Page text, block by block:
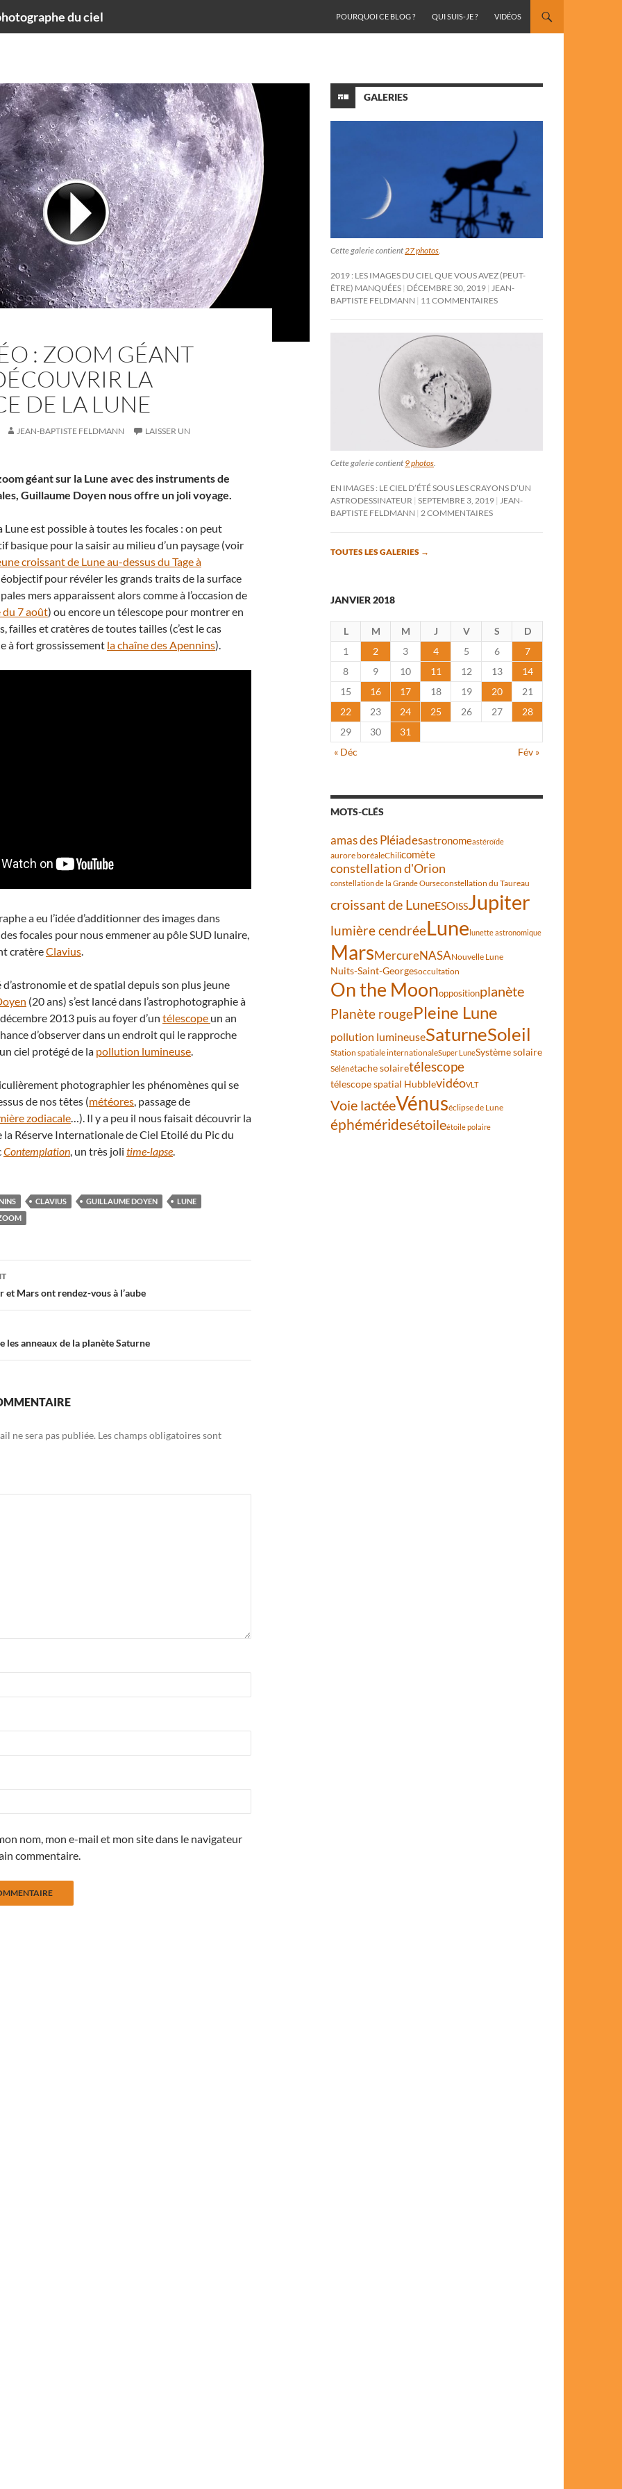
du ciel
POURQUOI CE BLOG ?
QUI SUIS-JE ? VIDÉOS
: ZOOM GÉANT
LA
DE LA LUNE
JEAN-BAPTISTE FELDMANN
LAISSER UN
géant sur la Lune avec des instruments de
Guillaume Doyen nous offre un joli voyage.
est possible à toutes les focales : on peut
basique pour la saisir au milieu d’un paysage (voir
croissant de Lune au-dessus du Tage à
pour révéler les grands traits de la surface
mers apparaissent alors comme à l’occasion de
du 7 août) ou encore un télescope pour montrer en
failles et cratères de toutes tailles (c’est le cas
à fort grossissement la chaîne des Apennins).
a eu l’idée d’additionner des images dans
focales pour nous emmener au pôle SUD lunaire,
cratèreClavius.
d’astronomie et de spatial depuis son plus jeune
(20 ans) s’est lancé dans l’astrophotographie à
2013 puis au foyer d’un télescope un an
d’observer dans un endroit qui le rapproche
ciel protégé de la pollution lumineuse.
photographier les phénomènes qui se
de nos têtes (météores, passage de
zodiacale…). Il y a peu il nous faisait découvrir la
la Réserve Internationale de Ciel Etoilé du Pic du
Contemplation, un très joli time-lapse.
CLAVIUS GUILLAUME DOYEN
LUNE
et Mars ont rendez-vous à l’aube
les anneaux de la planète Saturne
ne sera pas publiée. Les champs obligatoires sont
nom, mon e-mail et mon site dans le navigateur
commentaire.
GALERIES
Cette galerie contient27 photos.
2019 : LES IMAGES DU CIEL QUE VOUS AVEZ (PEUT-
ÊTRE) MANQUÉES DÉCEMBRE 30, 2019 JEAN-
BAPTISTE FELDMANN
11 COMMENTAIRES
Cette galerie contient 9 photos
EN IMAGES : LE CIEL D’ÉTÉ SOUS LES CRAYONS D’UN
ASTRODESSINATEUR SEPTEMBRE 3, 2019
JEAN-
BAPTISTE FELDMANN
2 COMMENTAIRES
TOUTES LES GALERIES →
JANVIER 2018
L M M J V S
D
1
2 3 4 5 6
7
8
9 10 11 12 13
14
15
16 17 18 19 20
21
22
23 24 25 26 27
28
29
30
31
« Déc
Fév »
MOTS-CLÉS
amas des Pléiadesastronomeastéroïde
aurore boréaleChilicomète
constellation d'Orion
constellation de la Grande Ourseconstellation du Taureau
croissant de LuneESOISSJupiter
lumière cendréeLunelunette astronomique
MarsMercureNASANouvelle Lune
Nuits-Saint-Georgesoccultation
On the Moonoppositionplanète
Planète rougePleine Lune
pollution lumineuseSaturneSoleil
Station spatiale internationaleSuper LuneSystème solaire
Sélénétache solairetélescope
télescope spatial HubblevidéoVLT
Voie lactéeVénuséclipse de Lune
éphéméridesétoileétoile polaire